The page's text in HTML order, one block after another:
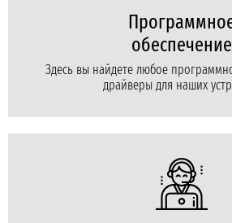
обеспечение
Здесь вы найдете любое
драйверы для наших